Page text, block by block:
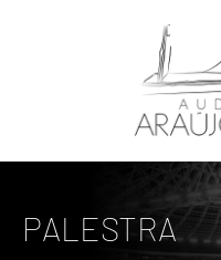
PALESTRA